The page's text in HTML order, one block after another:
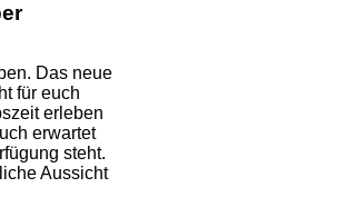
Das neue
für euch
erleben
erwartet
steht.
Aussicht